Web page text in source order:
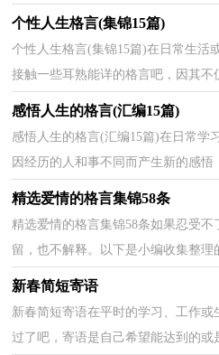
实现人生的梦想。下面是小编收集整
个性人生格言(集锦15篇)
个性人生格言(集锦15篇)在日常生活
接触一些耳熟能详的格言吧，因其不
时也具备简练生动的表达方式。从句
感悟人生的格言(汇编15篇)
感悟人生的格言(汇编15篇)在日常学
因经历的人和事不同而产生新的感
记录下来，让自己铭记于心。不过，
精选爱情的格言集锦58条
精选爱情的格言集锦58条如果忍受
留，也不解释。以下是小编收集整理
欢。1、我发现，现在越来越跟不上
新春简短寄语
新春简短寄语在平时的学习、工作
过了吧，寄语是自己希望能达到的